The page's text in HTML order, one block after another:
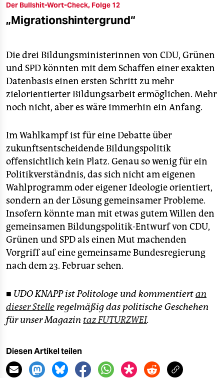
Der Bullshit-Wort-Check, Folge 12
„Migrationshintergrund“
Die drei Bildungsministerinnen von CDU, Grünen
und SPD könnten mit dem Schaffen einer exakten
Datenbasis einen ersten Schritt zu mehr
zielorientierter Bildungsarbeit ermöglichen. Mehr
noch nicht, aber es wäre immerhin ein Anfang.
Im Wahlkampf ist für eine Debatte über
zukunftsentscheidende Bildungspolitik
offensichtlich kein Platz. Genau so wenig für ein
Politikverständnis, das sich nicht am eigenen
Wahlprogramm oder eigener Ideologie orientiert,
sondern an der Lösung gemeinsamer Probleme.
Insofern könnte man mit etwas gutem Willen den
gemeinsamen Bildungspolitik-Entwurf von CDU,
Grünen und SPD als einen Mut machenden
Vorgriff auf eine gemeinsame Bundesregierung
nach dem 23. Februar sehen.
■ UDO KNAPP ist Politologe und kommentiertan
dieser Stelle regelmäßig das politische Geschehen
für unser Magazin taz FUTURZWEI.
Diesen Artikel teilen